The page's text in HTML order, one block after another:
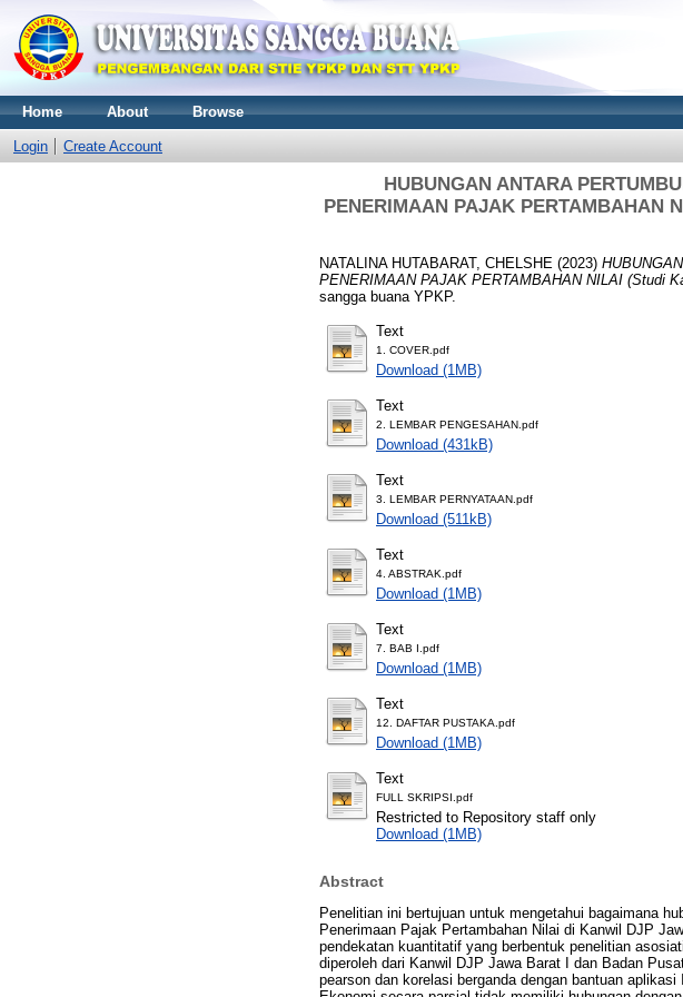
Home About Browse
Login Create Account
HUBUNGAN ANTARA
PENERIMAAN PAJAK
NATALINA HUTABARAT, CHELSHE (2023)
PENERIMAAN PAJAK PERTAMBAHAN NILAI (Studi
sangga buana YPKP.
Text
1. COVER.pdf
Download (1MB)
Text
2. LEMBAR PENGESAHAN.pdf
Download (431kB)
Text
3. LEMBAR PERNYATAAN.pdf
Download (511kB)
Text
4. ABSTRAK.pdf
Download (1MB)
Text
7. BAB I.pdf
Download (1MB)
Text
12. DAFTAR PUSTAKA.pdf
Download (1MB)
Text
FULL SKRIPSI.pdf
Restricted to Repository staff only
Download (1MB)
Abstract
Penelitian ini bertujuan untuk mengetahui bagaimana
Penerimaan Pajak Pertambahan Nilai di Kanwil DJP
pendekatan kuantitatif yang berbentuk penelitian
diperoleh dari Kanwil DJP Jawa Barat I dan Badan
pearson dan korelasi berganda dengan bantuan